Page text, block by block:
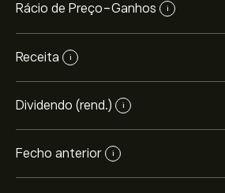
Rácio de Preço-Ganhos i
Receita i
Dividendo (rend.) i
Fecho anterior i